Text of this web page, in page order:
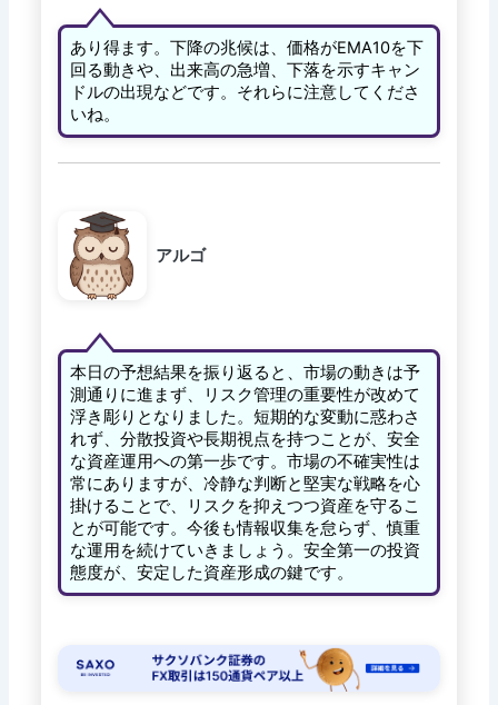
あり得ます。下降の兆候は、価格がEMA10を下
回る動きや、出来高の急増、下落を示すキャン
ドルの出現などです。それらに注意してくださ
いね。
アルゴ
本日の予想結果を振り返ると、市場の動きは予
測通りに進まず、リスク管理の重要性が改めて
浮き彫りとなりました。短期的な変動に惑わさ
れず、分散投資や長期視点を持つことが、安全
な資産運用への第一歩です。市場の不確実性は
常にありますが、冷静な判断と堅実な戦略を心
掛けることで、リスクを抑えつつ資産を守るこ
とが可能です。今後も情報収集を怠らず、慎重
な運用を続けていきましょう。安全第一の投資
態度が、安定した資産形成の鍵です。